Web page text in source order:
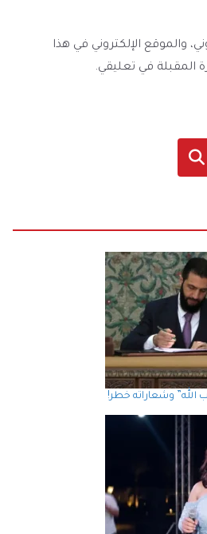
والموقع الإلكتروني في هذا
المقبلة في تعليقي.
البحث
وشعاراته خطر!